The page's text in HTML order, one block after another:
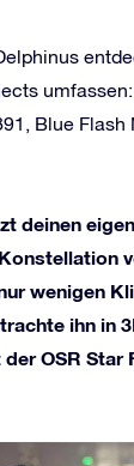
Blue Flash
deinen
wenigen
ihn in
OSR Star